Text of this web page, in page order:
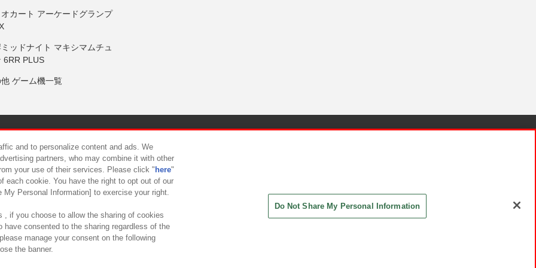
カート アーケードグランプ
ッドナイト マキシマムチュ
6RR PLUS
ゲーム機一覧
について カスタマーハラスメント対応方針
and to personalize content and ads. We
partners, who may combine it with other
your use of their services. Please click " here"
each cookie. You have the right to opt out of our
Personal Information] to exercise your right.
, if you choose to allow the sharing of cookies
have consented to the sharing regardless of the
manage your consent on the following
the banner.
Do Not Share My Personal Information